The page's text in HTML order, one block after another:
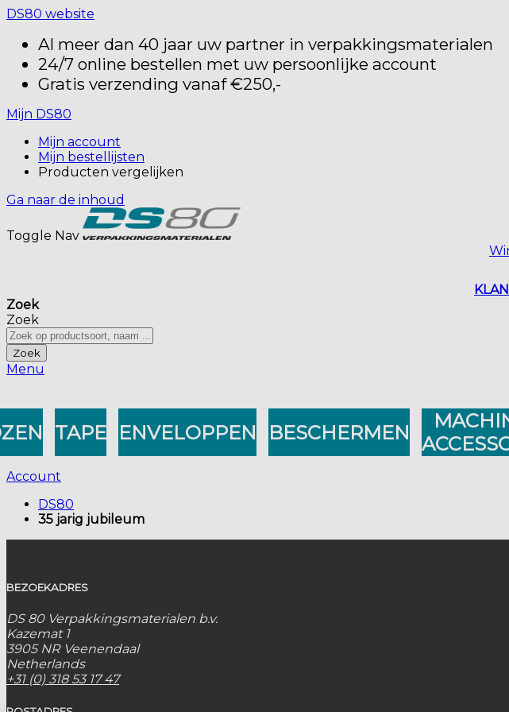
DS80 website
Al meer dan 40 jaar uw partner in verpakkingsmaterialen
24/7 online bestellen met uw persoonlijke account
Gratis verzending vanaf €250,-
Mijn DS80
Mijn account
Mijn bestellijsten
Producten vergelijken
Ga naar de inhoud
Toggle Nav
Zoek
Zoek
Zoek
Menu
TAPE ENVELOPPEN BESCHERMEN
Account
DS80
35 jarig jubileum
BEZOEKADRES
DS 80 Verpakkingsmaterialen b.v.
Kazemat 1
3905 NR Veenendaal
Netherlands
+31 (0) 318 53 17 47